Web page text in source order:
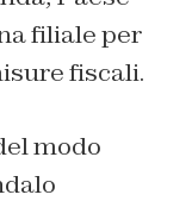
filiale per
fiscali.
modo